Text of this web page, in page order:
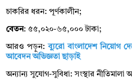
চাকরির ধরন: পূর্ণকালীন;
বেতন: ৫৫,০২০-৬৫,০০০ টাকা;
আরও পড়ুন:ব্যুরো বাংলাদেশ নিয়োগ
আবেদন অভিজ্ঞতা ছাড়াই
অন্যান্য সুযোগ-সুবিধা: সংস্থার নীতিমালা